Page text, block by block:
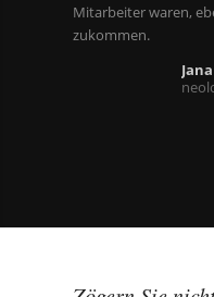
Mitarbeiter waren,
zukommen.